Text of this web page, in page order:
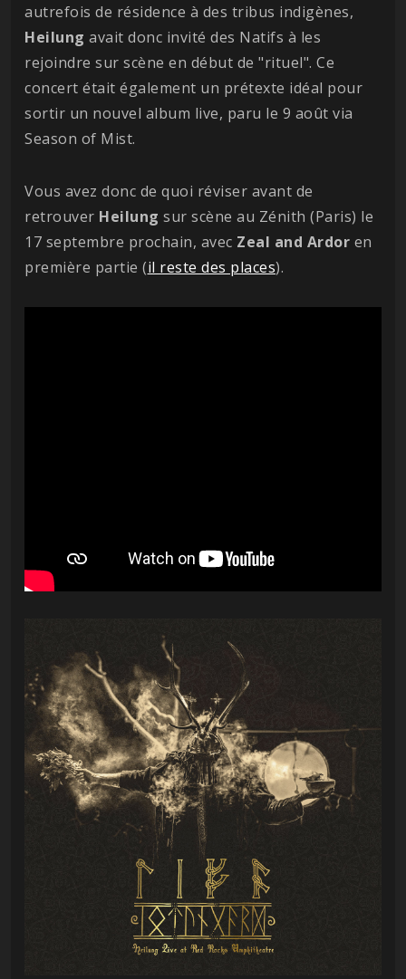
autrefois de résidence à des tribus indigènes,
Heilung avait donc invité des Natifs à les
rejoindre sur scène en début de "rituel". Ce
concert était également un prétexte idéal pour
sortir un nouvel album live, paru le 9 août via
Season of Mist.
Vous avez donc de quoi réviser avant de
retrouver Heilung sur scène au Zénith (Paris) le
17 septembre prochain, avec Zeal and Ardor en
première partie (il reste des places).